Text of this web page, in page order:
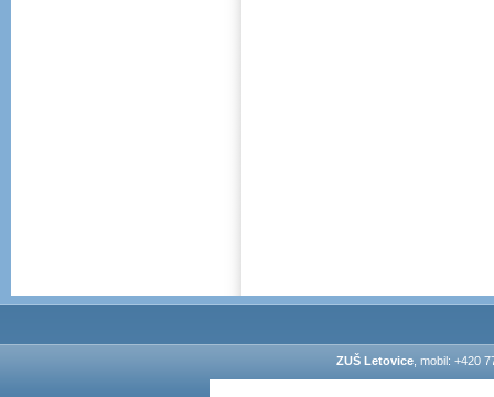
ZUŠ Letovice, mobil: +420